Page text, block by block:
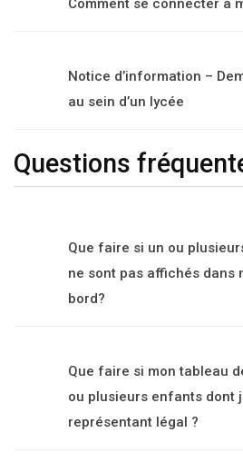
Comment se connecter à
Notice d’information –
au sein d’un lycée
Questions
Que faire si un ou
ne sont pas affichés dans
bord?
Que faire si mon tableau
ou plusieurs enfants dont
représentant légal ?